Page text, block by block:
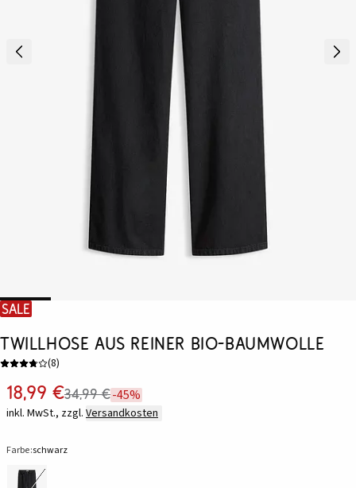
SALE
Twillhose aus reiner Bio-Baumwolle
(8)
18,99 €34,99 €-45%
inkl. MwSt., zzgl. Versandkosten
Farbe:schwarz